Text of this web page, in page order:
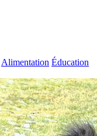
Alimentation Éducation